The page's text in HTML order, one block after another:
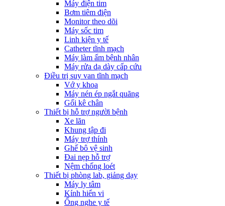
Máy điện tim
Bơm tiêm điện
Monitor theo dõi
Máy sốc tim
Linh kiện y tế
Catheter tĩnh mạch
Máy làm ấm bệnh nhân
Máy rửa dạ dày cấp cứu
Điều trị suy van tĩnh mạch
Vớ y khoa
Máy nén ép ngắt quãng
Gối kê chân
Thiết bị hỗ trợ người bệnh
Xe lăn
Khung tập đi
Máy trợ thính
Ghế bô vệ sinh
Đai nẹp hỗ trợ
Nệm chống loét
Thiết bị phòng lab, giảng dạy
Máy ly tâm
Kính hiển vi
Ống nghe y tế